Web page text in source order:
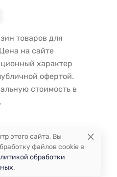
товаров для
на сайте
характер
офертой.
стоимость в
этого сайта, Вы
файлов cookie в
обработки
.